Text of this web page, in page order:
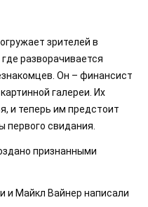
зрителей в
разворачивается
Он – финансист
галереи. Их
и теперь им предстоит
свидания.
признанными
и Майкл Вайнер написали